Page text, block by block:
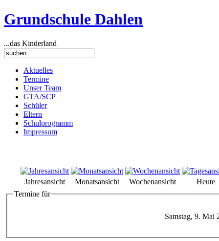
Grundschule Dahlen
...das Kinderland
Aktuelles
Termine
Unser Team
GTA/SCP
Schüler
Eltern
Schulprogramm
Impressum
Jahresansicht Monatsansicht Wochenansicht
Heute
Termine für
Samstag, 9. Mai